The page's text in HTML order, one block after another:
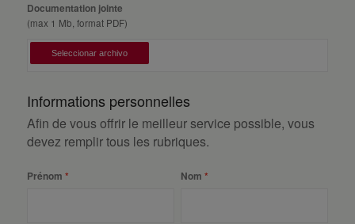
Documentation jointe
(max 1 Mb, format PDF)
Informations personnelles
Afin de vous offrir le meilleur service possible, vous
devez remplir tous les rubriques.
Prénom Nom